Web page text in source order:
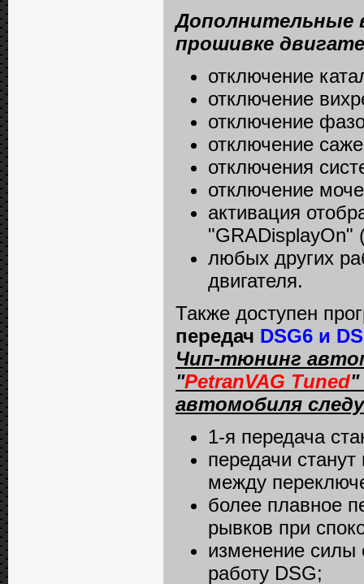
Дополнительные
прошивке
отключение
отключение
отключение
отключение
отключения
отключение
активация
"GRADisplayOn"
любых других
двигателя.
Также доступен
передач DSG6 и
Чип-тюнинг
"PetranVAG Tuned"
автомобиля
1-я передача
передачи
между
более плавное
рывков при
изменение силы
работу DSG;